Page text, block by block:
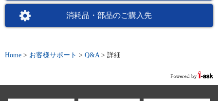
消耗品・部品のご購入先
Home > お客様サポート > Q&A > 詳細